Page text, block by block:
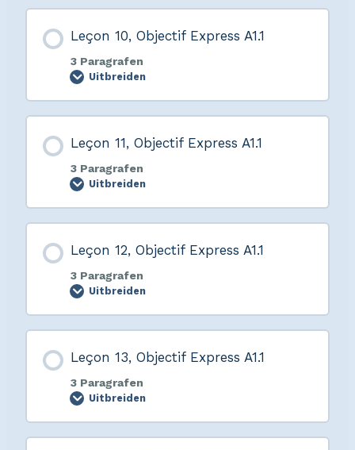
Leçon 10, Objectif Express A1.1
3 Paragrafen
Uitbreiden
Leçon 11, Objectif Express A1.1
3 Paragrafen
Uitbreiden
Leçon 12, Objectif Express A1.1
3 Paragrafen
Uitbreiden
Leçon 13, Objectif Express A1.1
3 Paragrafen
Uitbreiden